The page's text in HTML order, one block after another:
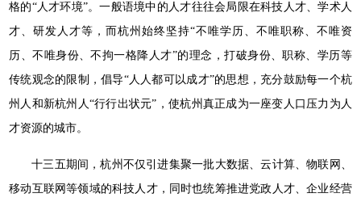
格的“人才环境”。一般语境中的人才往往会局限在科技人才、学术人
才、研发人才等，而杭州始终坚持“不唯学历、不唯职称、不唯资
历、不唯身份、不拘一格降人才”的理念，打破身份、职称、学历等
传统观念的限制，倡导“人人都可以成才”的思想，充分鼓励每一个杭
州人和新杭州人“行行出状元”，使杭州真正成为一座变人口压力为人
才资源的城市。
十三五期间，杭州不仅引进集聚一批大数据、云计算、物联网、
移动互联网等领域的科技人才，同时也统筹推进党政人才、企业经营